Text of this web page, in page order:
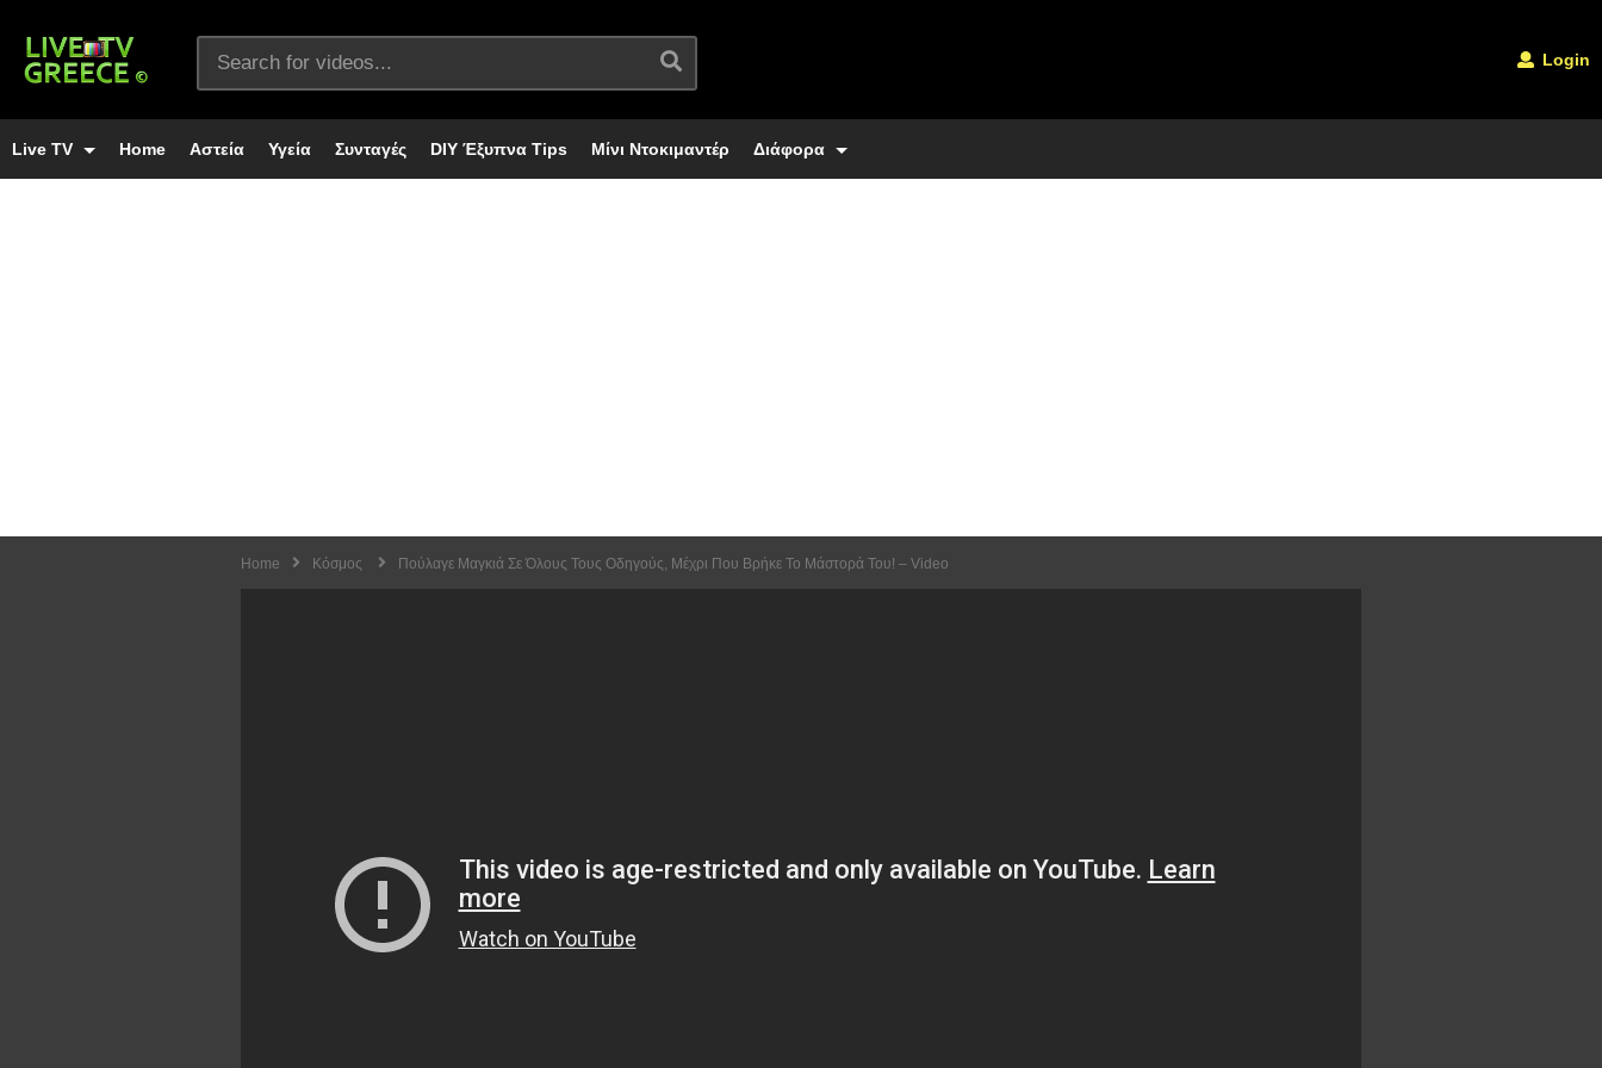
Login
Live TV Home Αστεία Υγεία Συνταγές DIY Έξυπνα Tips Μίνι Ντοκιμαντέρ Διάφορα
Home Κόσμος Πούλαγε Μαγκιά Σε Όλους Τους Οδηγούς, Μέχρι Που Βρήκε Το Μάστορά Του! – Video